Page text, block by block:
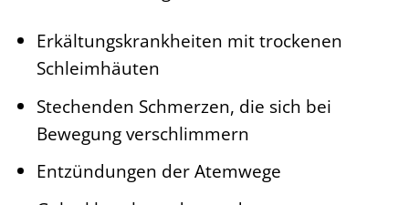
Erkältungskrankheiten mit trockenen
Schleimhäuten
Stechenden Schmerzen, die sich bei
Bewegung verschlimmern
Entzündungen der Atemwege